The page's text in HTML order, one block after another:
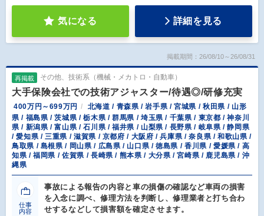
気になる 詳細を見る
掲載期間：26/08/10～26/08/31
再掲載 その他、技術系（機械・メカトロ・自動車）
大手保険会社での技術アジャスター/待遇◎/研修充実
400万円～699万円
北海道 / 青森県 / 岩手県 / 宮城県 / 秋田県 / 山形
県 / 福島県 / 茨城県 / 栃木県 / 群馬県 / 埼玉県 / 千葉県 / 東京都 / 神奈川
県 / 新潟県 / 富山県 / 石川県 / 福井県 / 山梨県 / 長野県 / 岐阜県 / 静岡県
/ 愛知県 / 三重県 / 滋賀県 / 京都府 / 大阪府 / 兵庫県 / 奈良県 / 和歌山県 /
鳥取県 / 島根県 / 岡山県 / 広島県 / 山口県 / 徳島県 / 香川県 / 愛媛県 / 高
知県 / 福岡県 / 佐賀県 / 長崎県 / 熊本県 / 大分県 / 宮崎県 / 鹿児島県 / 沖
縄県
仕事
内容
事故による報告の内容と車の損傷の確認など車両の損害
を入念に調べ、修理方法を判断し、修理業者と打ち合わ
せするなどして損害額を確定させます。